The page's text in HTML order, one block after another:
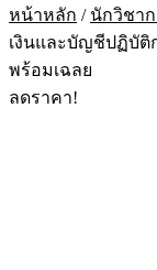
หน้าหลัก / นักวิชา
เงินและบัญชีปฏิบัติ
พร้อมเฉลย
ลดราคา!